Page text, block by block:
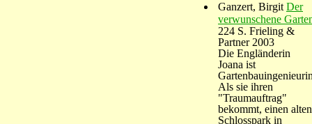
Ganzert, Birgit Der
verwunschene
224 S. Frieling &
Partner 2003
Die Engländerin
Joana ist
Als sie ihren
"Traumauftrag"
bekommt, einen alten
Schlosspark in